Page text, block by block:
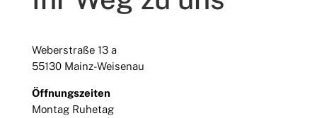
Weberstraße 13 a
55130 Mainz-Weisenau
Öffnungszeiten
Montag Ruhetag